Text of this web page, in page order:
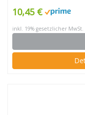
10,45 €
inkl. 19% gesetzlicher MwSt.